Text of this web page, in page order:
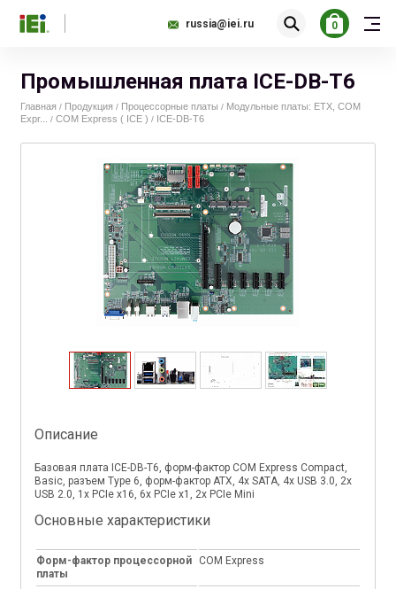
russia@iei.ru 0
Промышленная плата ICE-DB-T6
Главная / Продукция / Процессорные платы / Модульные платы: ETX, COM
Expr...
/ COM Express ( ICE ) / ICE-DB-T6
Описание
Базовая плата ICE-DB-T6, форм-фактор COM Express Compact,
Basic, разъем Type 6, форм-фактор ATX, 4x SATA, 4х USB 3.0, 2x
USB 2.0, 1x PCIe x16, 6x PCIe x1, 2x PCIe Mini
Основные характеристики
Форм-фактор процессорной
платы
COM Express